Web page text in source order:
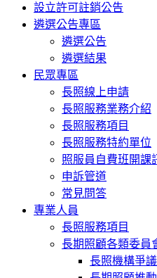
設立許可註銷公告
遴選公告專區
遴選公告
遴選結果
民眾專區
長照線上申請
長照服務業務介紹
長照服務項目
長照服務特約單位
照服員自費班開課
申訴管道
常見問答
專業人員
長照服務項目
長期照顧各類委員
長照機構爭